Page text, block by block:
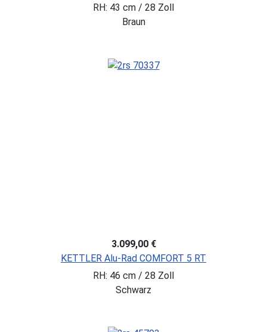
RH: 43 cm / 28 Zoll
Braun
3.099,00 €
KETTLER Alu-Rad COMFORT 5 RT
RH: 46 cm / 28 Zoll
Schwarz